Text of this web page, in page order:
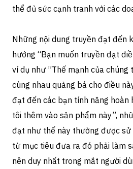
thể đủ sức cạnh tranh với các
Những nội dung truyền đạt đến
hướng “Bạn muốn truyền đạt
ví dụ như ”Thế mạnh của
cùng nhau quảng bá cho điều
đạt đến các bạn tính năng hoàn
tôi thêm vào sản phẩm này”,
đạt như thế này thường được sử
từ mục tiêu đưa ra đó phải làm
nên duy nhất trong mắt người